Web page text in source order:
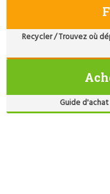
Recycler / Trouvez où
Guide